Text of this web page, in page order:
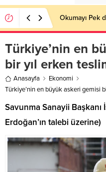
Okumayı Pek
Türkiye’nin en
bir yıl erken
Anasayfa
Ekonomi
Türkiye’nin en büyük askeri gemisi
Savunma Sanayii Başkanı
Erdoğan’ın talebi üzerine)